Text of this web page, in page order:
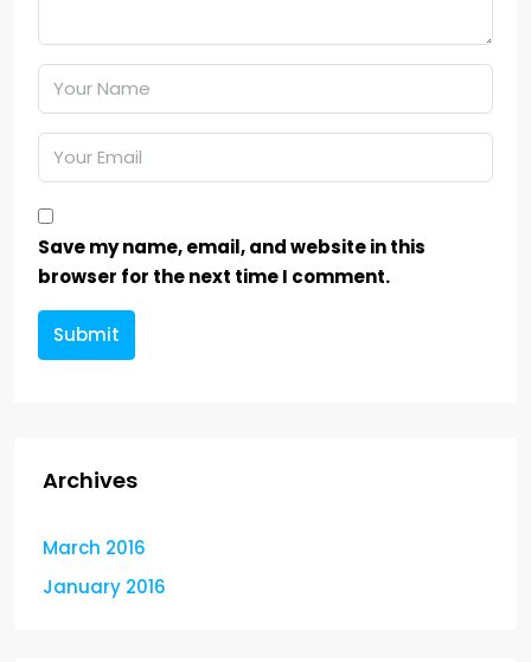
Save my name, email, and website in this
browser for the next time I comment.
Submit
Archives
March 2016
January 2016